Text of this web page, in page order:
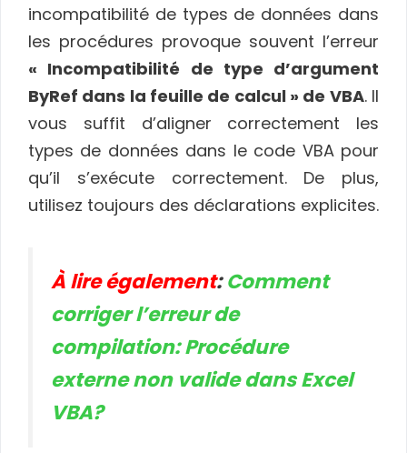
incompatibilité de types de données dans
les procédures provoque souvent l’erreur
« Incompatibilité de type d’argument
ByRef dans la feuille de calcul » de VBA. Il
vous suffit d’aligner correctement les
types de données dans le code VBA pour
qu’il s’exécute correctement. De plus,
utilisez toujours des déclarations explicites.
À lire également:Comment
corriger l’erreur de
compilation: Procédure
externe non valide dans Excel
VBA?